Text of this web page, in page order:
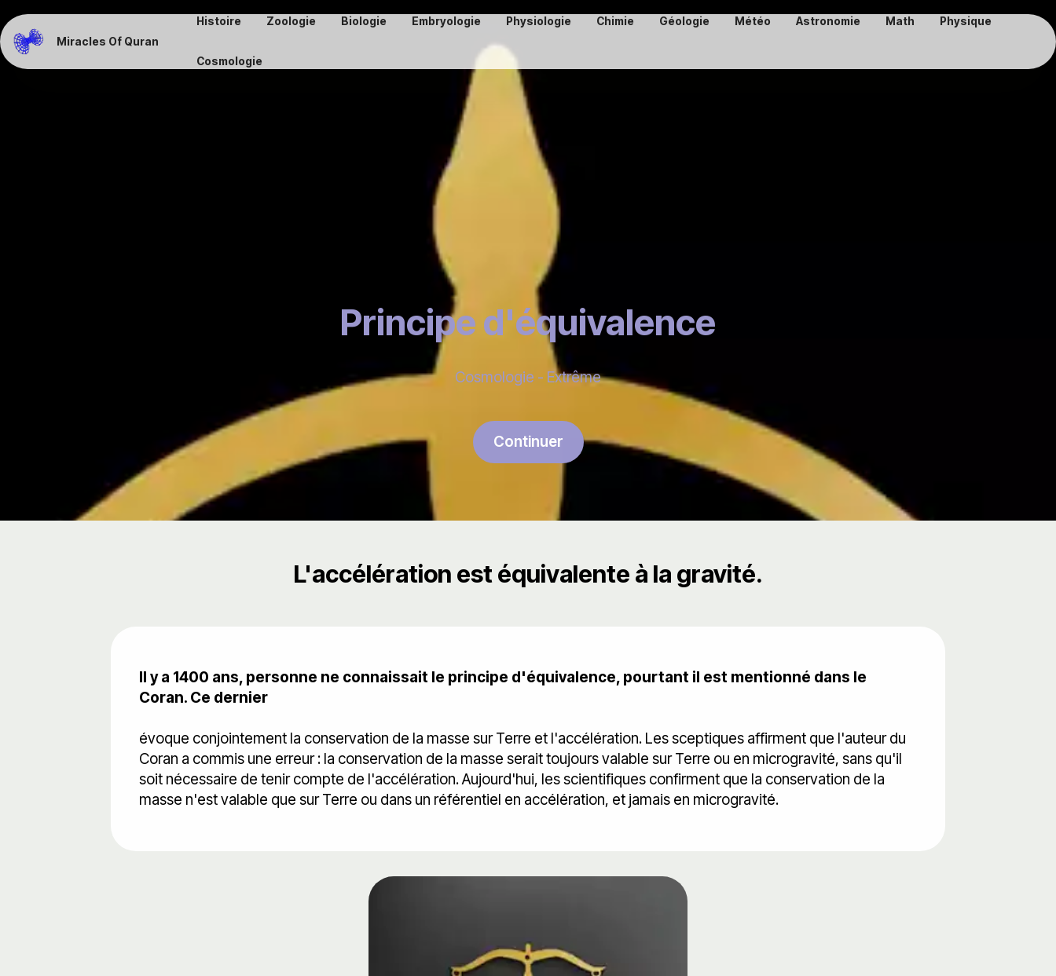
Miracles Of Quran
Histoire Zoologie Biologie Embryologie Physiologie Chimie Géologie Météo Astronomie Math Physique
Cosmologie
Principe d'équivalence
Cosmologie - Extrême
Continuer
L'accélération est équivalente à la gravité.
Il y a 1400 ans, personne ne connaissait le principe d'équivalence, pourtant il est mentionné dans le
Coran. Ce dernier
évoque conjointement la conservation de la masse sur Terre et l'accélération. Les sceptiques affirment que l'auteur du
Coran a commis une erreur : la conservation de la masse serait toujours valable sur Terre ou en microgravité, sans qu'il
soit nécessaire de tenir compte de l'accélération. Aujourd'hui, les scientifiques confirment que la conservation de la
masse n'est valable que sur Terre ou dans un référentiel en accélération, et jamais en microgravité.